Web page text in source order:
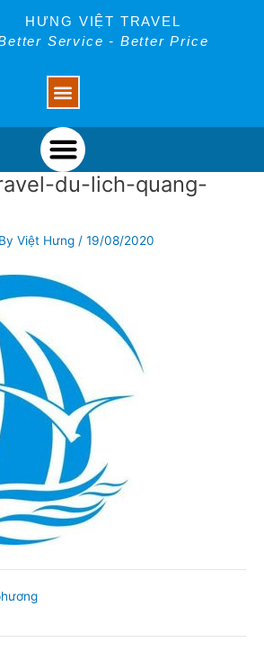
HƯNG VIỆT TRAVEL
Service - Better Price
Menu
du-lich-quang-
Việt Hưng / 19/08/2020